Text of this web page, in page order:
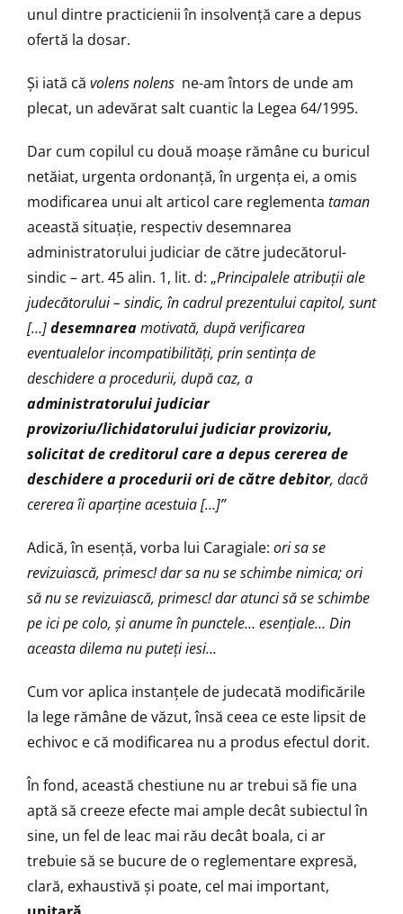
unul dintre practicienii în insolvență care a depus
ofertă la dosar.
Și iată că volens nolens ne-am întors de unde am
plecat, un adevărat salt cuantic la Legea 64/1995.
Dar cum copilul cu două moașe rămâne cu buricul
netăiat, urgenta ordonanță, în urgența ei, a omis
modificarea unui alt articol care reglementa taman
această situație, respectiv desemnarea
administratorului judiciar de către judecătorul-
sindic – art. 45 alin. 1, lit. d: „Principalele atribuţii ale
judecătorului – sindic, în cadrul prezentului capitol, sunt
[…]desemnareamotivată, dupăverificarea
eventualelor incompatibilităţi, prin sentinţa de
deschidere a procedurii, dupăcaz, a
administratorului judiciar
provizoriu/lichidatorului judiciar provizoriu,
solicitat de creditorul care a depus cererea de
deschidere a procedurii ori de către debitor, dacă
cererea îi aparţine acestuia […]”
Adică, în esență, vorba lui Caragiale: ori sa se
revizuiască, primesc! dar sa nu se schimbe nimica; ori
să nu se revizuiască, primesc! dar atunci să se schimbe
pe ici pe colo, și anume în punctele… esențiale… Din
aceasta dilema nu puteți iesi…
Cum vor aplica instanțele de judecată modificările
la lege rămâne de văzut, însă ceea ce este lipsit de
echivoc e că modificarea nu a produs efectul dorit.
În fond, această chestiune nu ar trebui să fie una
aptă să creeze efecte mai ample decât subiectul în
sine, un fel de leac mai rău decât boala, ci ar
trebuie să se bucure de o reglementare expresă,
clară, exhaustivă și poate, cel mai important,